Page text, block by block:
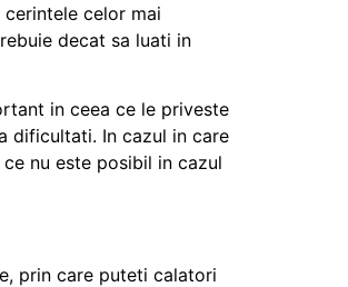
celor mai
decat sa luati in
in ceea ce le priveste
dificultati. In cazul in care
nu este posibil in cazul
prin care puteti calatori